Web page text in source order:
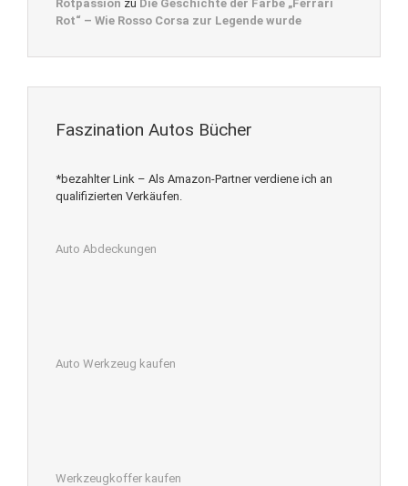
Rotpassion zu Die Geschichte der Farbe „Ferrari
Rot“ – Wie Rosso Corsa zur Legende wurde
Faszination Autos Bücher
*bezahlter Link – Als Amazon-Partner verdiene ich an
qualifizierten Verkäufen.
Auto Abdeckungen
Auto Werkzeug kaufen
Werkzeugkoffer kaufen